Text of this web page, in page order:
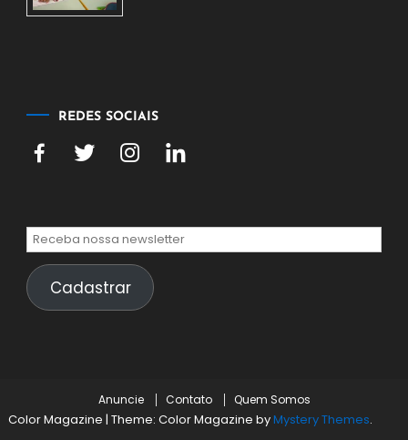
REDES SOCIAIS
Cadastrar
Anuncie Contato Quem Somos
Color Magazine | Theme: Color Magazine byMystery Themes.